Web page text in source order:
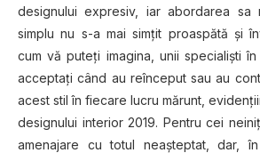
designului expresiv, iar abordarea sa
simplu nu s-a mai simţit proaspătă şi
cum vă puteţi imagina, unii specialişti
acceptaţi când au reînceput sau au
acest stil în fiecare lucru mărunt,
designului interior 2019. Pentru cei
amenajare cu totul neaşteptat, dar,